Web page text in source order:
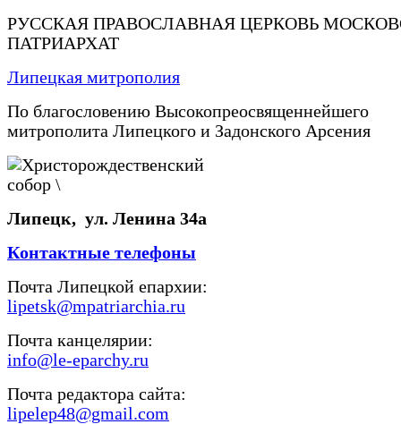
РУССКАЯ ПРАВОСЛАВНАЯ ЦЕРКОВЬ
ПАТРИАРХАТ
Липецкая митрополия
По благословению Высокопреосвященнейшего
митрополита Липецкого и Задонского Арсения
Липецк, ул. Ленина 34а
Контактные телефоны
Почта Липецкой епархии:
lipetsk@mpatriarchia.ru
Почта канцелярии:
info@le-eparchy.ru
Почта редактора сайта:
lipelep48@gmail.com